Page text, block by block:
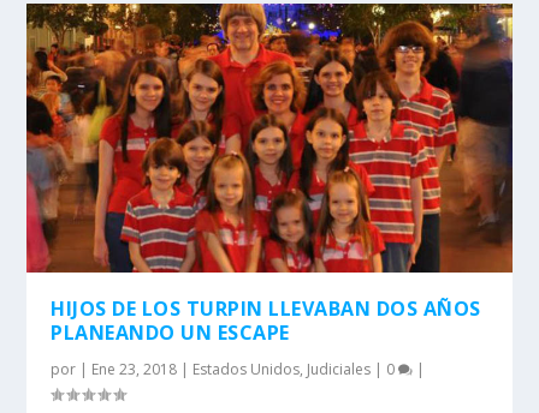
HIJOS DE LOS TURPIN LLEVABAN DOS AÑOS
PLANEANDO UN ESCAPE
por | Ene 23, 2018 | Estados Unidos, Judiciales | 0 |